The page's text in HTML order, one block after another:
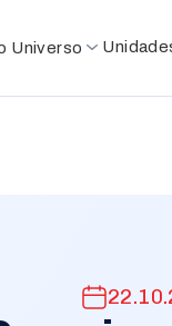
Universo